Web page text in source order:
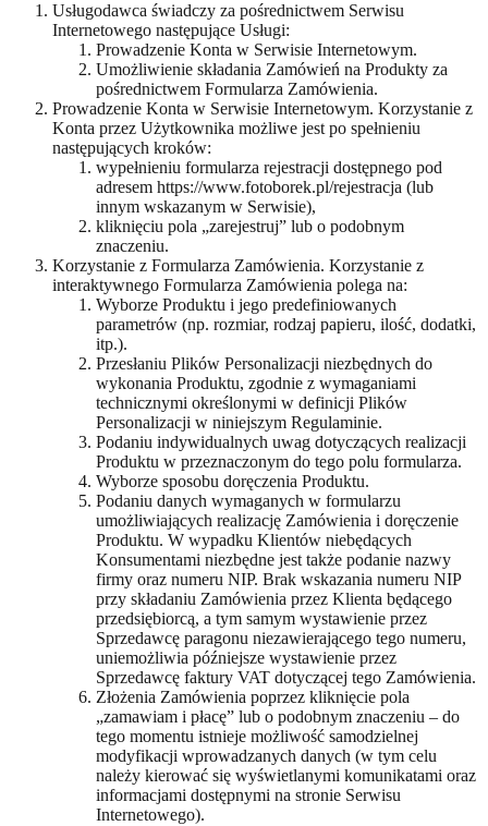
Usługodawca świadczy za pośrednictwem Serwisu
Internetowego następujące Usługi:
Prowadzenie Konta w Serwisie Internetowym.
Umożliwienie składania Zamówień na Produkty za
pośrednictwem Formularza Zamówienia.
Prowadzenie Konta w Serwisie Internetowym. Korzystanie z
Konta przez Użytkownika możliwe jest po spełnieniu
następujących kroków:
wypełnieniu formularza rejestracji dostępnego pod
adresem https://www.fotoborek.pl/rejestracja (lub
innym wskazanym w Serwisie),
kliknięciu pola „zarejestruj” lub o podobnym
znaczeniu.
Korzystanie z Formularza Zamówienia. Korzystanie z
interaktywnego Formularza Zamówienia polega na:
Wyborze Produktu i jego predefiniowanych
parametrów (np. rozmiar, rodzaj papieru, ilość, dodatki,
itp.).
Przesłaniu Plików Personalizacji niezbędnych do
wykonania Produktu, zgodnie z wymaganiami
technicznymi określonymi w definicji Plików
Personalizacji w niniejszym Regulaminie.
Podaniu indywidualnych uwag dotyczących realizacji
Produktu w przeznaczonym do tego polu formularza.
Wyborze sposobu doręczenia Produktu.
Podaniu danych wymaganych w formularzu
umożliwiających realizację Zamówienia i doręczenie
Produktu. W wypadku Klientów niebędących
Konsumentami niezbędne jest także podanie nazwy
firmy oraz numeru NIP. Brak wskazania numeru NIP
przy składaniu Zamówienia przez Klienta będącego
przedsiębiorcą, a tym samym wystawienie przez
Sprzedawcę paragonu niezawierającego tego numeru,
uniemożliwia późniejsze wystawienie przez
Sprzedawcę faktury VAT dotyczącej tego Zamówienia.
Złożenia Zamówienia poprzez kliknięcie pola
„zamawiam i płacę” lub o podobnym znaczeniu – do
tego momentu istnieje możliwość samodzielnej
modyfikacji wprowadzanych danych (w tym celu
należy kierować się wyświetlanymi komunikatami oraz
informacjami dostępnymi na stronie Serwisu
Internetowego).